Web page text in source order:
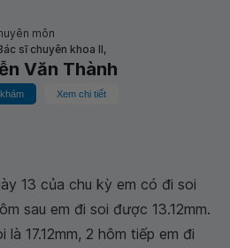
môn
sĩ chuyên khoa II,
Văn Thành
Xem chi tiết
13 của chu kỳ em có đi soi
sau em đi soi được 13.12mm.
17.12mm, 2 hôm tiếp em đi